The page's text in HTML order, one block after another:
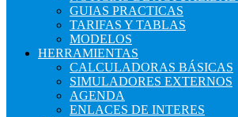
GUIAS PRACTICAS
TARIFAS Y TABLAS
MODELOS
HERRAMIENTAS
CALCULADORAS BÁSICAS
SIMULADORES EXTERNOS
AGENDA
ENLACES DE INTERES